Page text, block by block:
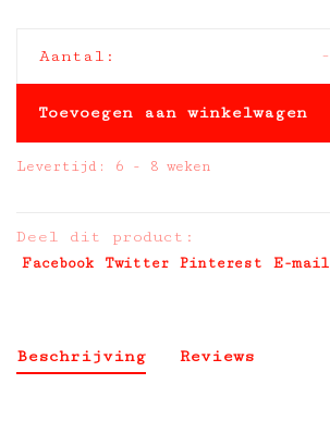
Aantal: -
Toevoegen aan winkelwagen
Levertijd: 6 - 8 weken
Deel dit product:
Facebook Twitter Pinterest E-mail
Beschrijving Reviews